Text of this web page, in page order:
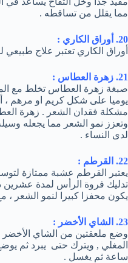
مما يقلل من تساقطه .
20. أوراق الكاري :
أوراق الكاري تعتبر علاج طبيعي
21. زهرة العطاس :
صبغة زهرة العطاس تخلط مع
يوميا على شكل كريم او مرهم
مشكلة فقدان الشعر . زهرة
وتعزز نمو الشعر مما يجعله
لدى النساء .
22. القرطم :
يعتبر القرطم عشبة ممتازة
تدليك فروة الرأس لمدة عشرين
يكون محفزا كبيرا لنمو الشعر
23. الشاي الأخضر :
وضع ملعقتين من الشاي
المغلي , ويترك حتى يبرد ثم
ساعة ثم يغسل .